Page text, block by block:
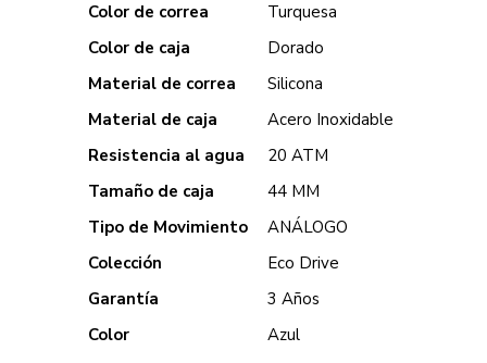
Color de correa
Turquesa
Color de caja
Dorado
Material de correa
Silicona
Material de caja
Acero Inoxidable
Resistencia al agua
20 ATM
Tamaño de caja
44 MM
Tipo de Movimiento
ANÁLOGO
Colección
Eco Drive
Garantía
3 Años
Color
Azul